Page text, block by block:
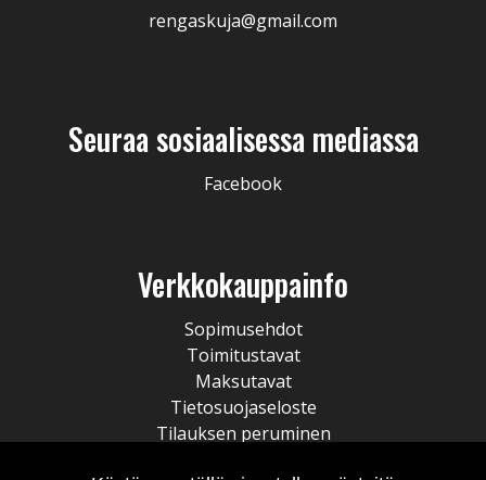
rengaskuja@gmail.com
Seuraa sosiaalisessa mediassa
Facebook
Verkkokauppainfo
Sopimusehdot
Toimitustavat
Maksutavat
Tietosuojaseloste
Tilauksen peruminen